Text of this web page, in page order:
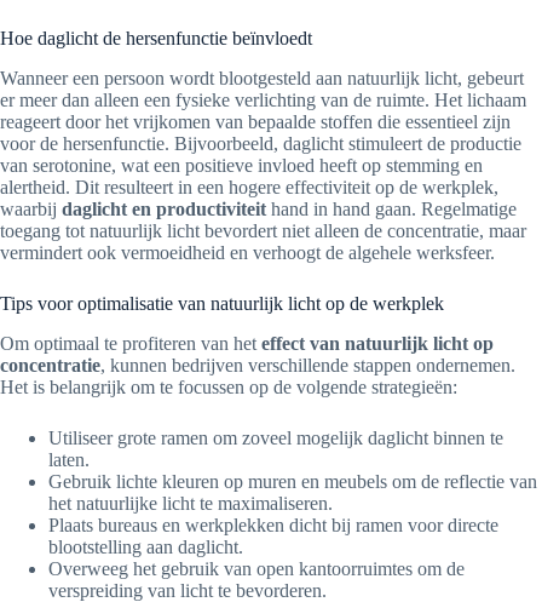
Hoe daglicht de hersenfunctie beïnvloedt
Wanneer een persoon wordt blootgesteld aan natuurlijk licht, gebeurt
er meer dan alleen een fysieke verlichting van de ruimte. Het lichaam
reageert door het vrijkomen van bepaalde stoffen die essentieel zijn
voor de hersenfunctie. Bijvoorbeeld, daglicht stimuleert de productie
van serotonine, wat een positieve invloed heeft op stemming en
alertheid. Dit resulteert in een hogere effectiviteit op de werkplek,
waarbij daglicht en productiviteit hand in hand gaan. Regelmatige
toegang tot natuurlijk licht bevordert niet alleen de concentratie, maar
vermindert ook vermoeidheid en verhoogt de algehele werksfeer.
Tips voor optimalisatie van natuurlijk licht op de werkplek
Om optimaal te profiteren van het effect van natuurlijk licht op
concentratie, kunnen bedrijven verschillende stappen ondernemen.
Het is belangrijk om te focussen op de volgende strategieën:
Utiliseer grote ramen om zoveel mogelijk daglicht binnen te
laten.
Gebruik lichte kleuren op muren en meubels om de reflectie van
het natuurlijke licht te maximaliseren.
Plaats bureaus en werkplekken dicht bij ramen voor directe
blootstelling aan daglicht.
Overweeg het gebruik van open kantoorruimtes om de
verspreiding van licht te bevorderen.